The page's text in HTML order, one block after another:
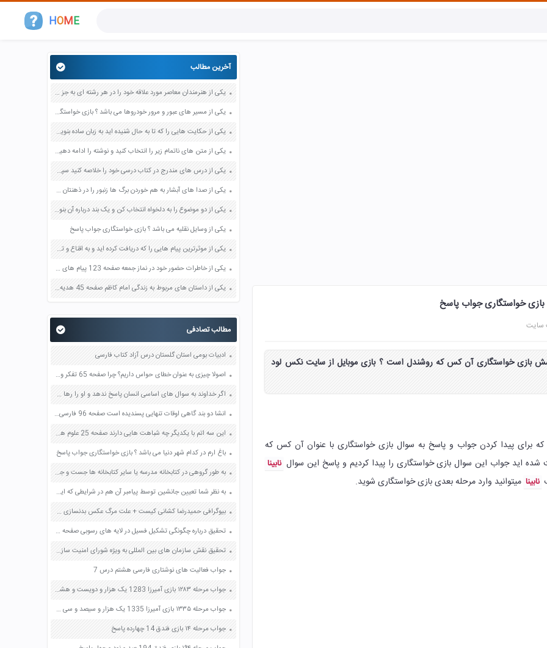
HOME
خواستگاری جواب پاسخ
سایت
بازی خواستگاری آن کس که روشندل است ؟ بازی موبایل از سایت نکس لود
برای پیدا کردن جواب و پاسخ به سوال بازی خواستگاری با عنوان آن کس که
اید جواب این سوال بازی خواستگاری را پیدا کردیم و پاسخ این سوال نابینا
نابینا میتوانید وارد مرحله بعدی بازی خواستگاری شوید.
آخرین مطالب
یکی از هنرمندان معاصر مورد علاقه خود را در هر رشته ای به جز عکاسی صفحه 69 فرهنگ و هنر نهم
یکی از مسیر های عبور و مرور خودروها می باشد ؟ بازی خواستگاری جواب پاسخ
یکی از حکایت هایی را که تا به حال شنیده اید به زبان ساده بنویسید صفحه 97 نگارش ششم دبستان
یکی از متن های ناتمام زیر را انتخاب کنید و نوشته را ادامه دهید صفحه 73 و 74 کتاب نگارش فارسی پنجم دبستان
یکی از درس های مندرج در کتاب درسی خود را خلاصه کنید سپس متن خلاصه شده را با بهره گیری از روش های دسته بندی نمودار جدول نقشه مفهومی نشان دهید صفحه 118 نگارش یازدهم
یکی از صدا های آبشار به هم خوردن برگ ها زنبور را در ذهنتان مجسم کنید و درباره آن یک بند بنویسید صفحه 11 نگارش پنجم
یکی از دو موضوع را به دلخواه انتخاب کن و یک بند درباره آن بنویس صفحه 35 کتاب نگارش فارسی سوم
یکی از وسایل نقلیه می باشد ؟ بازی خواستگاری جواب پاسخ
یکی از موثرترین پیام هایی را که دریافت کرده اید و به اقناع و تغییری جدی در شما منجر شده است برسی کنید و علت این تاثیر گذاری قابل توجه را بنویسید صفحه 52 تفکر و سواد رسانه ای دهم
یکی از خاطرات حضور خود در نماز جمعه صفحه 123 پیام های آسمان هفتم
یکی از داستان های مربوط به زندگی امام کاظم صفحه 45 هدیه های آسمان چهارم
مطالب تصادفی
ادبیات بومی استان گلستان درس آزاد کتاب فارسی
اصولا چیزی به عنوان خطای حواس داریم؟ چرا صفحه 65 تفکر و سبک زندگی هفتم
اگر خداوند به سوال های اساسی انسان پاسخ ندهد و او را رها کند انسان در قیامت می تواند بگوید صفحه 16 دین و زندگی یازدهم
انشا دو بند گاهی اوقات تنهایی پسندیده است صفحه 96 فارسی نهم
این سه اتم با یکدیگر چه شباهت هایی دارند صفحه 25 علوم هشتم
باغ ارم در کدام شهر دنیا می باشد ؟ بازی خواستگاری جواب پاسخ
به طور گروهی در کتابخانه مدرسه یا سایر کتابخانه ها جست و جو کنید و کتابی که درباره یک مکان یا مردم یک منطقه اطلاعاتی به ما میدهد صفحه 49 مطالعات اجتماعی هفتم
به نظر شما تعیین جانشین توسط پیامبر آن هم در شرایطی که ایشان هنوز موفقیتی کسب نکرده بود و حتی خویشانش نیز دعوت او را نپذیرفته بودند چه پیام هایی در برداشت؟ صفحه 65 دین و زندگی یازدهم
بیوگرافی حمیدرضا کشانی کیست + علت مرگ عکس بدنسازی ویکی پدیا اینستاگرام
تحقیق درباره چگونگی تشکیل فسیل در لایه های رسوبی صفحه 33 علوم پنجم
تحقیق نقش سازمان های بین المللی به ویژه شورای امنیت سازمان ملل در برخورد با جنگ تحمیلی صفحه 35 آمادگی دفاعی دهم
جواب فعالیت های نوشتاری فارسی هشتم درس 7
جواب مرحله ۱۲۸۳ بازی آمیرزا 1283 یک هزار و دویست و هشتاد و سه پاسخ
جواب مرحله ۱۳۳۵ بازی آمیرزا 1335 یک هزار و سیصد و سی و پنج پاسخ
جواب مرحله ۱۴ بازی فندق 14 چهارده پاسخ